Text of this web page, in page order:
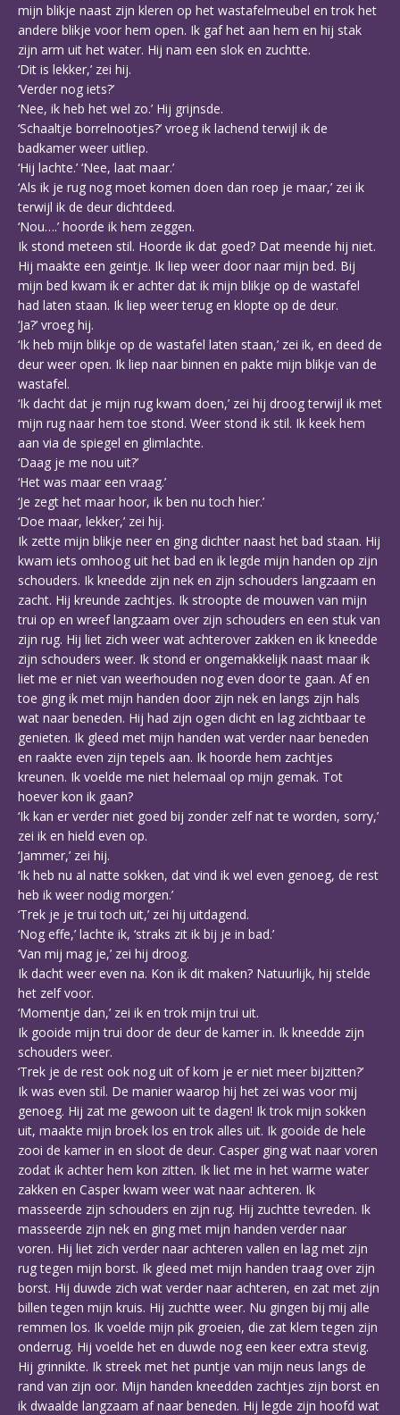
mijn blikje naast zijn kleren op het wastafelmeubel en trok het
andere blikje voor hem open. Ik gaf het aan hem en hij stak
zijn arm uit het water. Hij nam een slok en zuchtte.
‘Dit is lekker,’ zei hij.
‘Verder nog iets?’
‘Nee, ik heb het wel zo.’ Hij grijnsde.
‘Schaaltje borrelnootjes?’ vroeg ik lachend terwijl ik de
badkamer weer uitliep.
‘Hij lachte.’ ‘Nee, laat maar.’
‘Als ik je rug nog moet komen doen dan roep je maar,’ zei ik
terwijl ik de deur dichtdeed.
‘Nou….’ hoorde ik hem zeggen.
Ik stond meteen stil. Hoorde ik dat goed? Dat meende hij niet.
Hij maakte een geintje. Ik liep weer door naar mijn bed. Bij
mijn bed kwam ik er achter dat ik mijn blikje op de wastafel
had laten staan. Ik liep weer terug en klopte op de deur.
‘Ja?’ vroeg hij.
‘Ik heb mijn blikje op de wastafel laten staan,’ zei ik, en deed de
deur weer open. Ik liep naar binnen en pakte mijn blikje van de
wastafel.
‘Ik dacht dat je mijn rug kwam doen,’ zei hij droog terwijl ik met
mijn rug naar hem toe stond. Weer stond ik stil. Ik keek hem
aan via de spiegel en glimlachte.
‘Daag je me nou uit?’
‘Het was maar een vraag.’
‘Je zegt het maar hoor, ik ben nu toch hier.’
‘Doe maar, lekker,’ zei hij.
Ik zette mijn blikje neer en ging dichter naast het bad staan. Hij
kwam iets omhoog uit het bad en ik legde mijn handen op zijn
schouders. Ik kneedde zijn nek en zijn schouders langzaam en
zacht. Hij kreunde zachtjes. Ik stroopte de mouwen van mijn
trui op en wreef langzaam over zijn schouders en een stuk van
zijn rug. Hij liet zich weer wat achterover zakken en ik kneedde
zijn schouders weer. Ik stond er ongemakkelijk naast maar ik
liet me er niet van weerhouden nog even door te gaan. Af en
toe ging ik met mijn handen door zijn nek en langs zijn hals
wat naar beneden. Hij had zijn ogen dicht en lag zichtbaar te
genieten. Ik gleed met mijn handen wat verder naar beneden
en raakte even zijn tepels aan. Ik hoorde hem zachtjes
kreunen. Ik voelde me niet helemaal op mijn gemak. Tot
hoever kon ik gaan?
‘Ik kan er verder niet goed bij zonder zelf nat te worden, sorry,’
zei ik en hield even op.
‘Jammer,’ zei hij.
‘Ik heb nu al natte sokken, dat vind ik wel even genoeg, de rest
heb ik weer nodig morgen.’
‘Trek je je trui toch uit,’ zei hij uitdagend.
‘Nog effe,’ lachte ik, ‘straks zit ik bij je in bad.’
‘Van mij mag je,’ zei hij droog.
Ik dacht weer even na. Kon ik dit maken? Natuurlijk, hij stelde
het zelf voor.
‘Momentje dan,’ zei ik en trok mijn trui uit.
Ik gooide mijn trui door de deur de kamer in. Ik kneedde zijn
schouders weer.
‘Trek je de rest ook nog uit of kom je er niet meer bijzitten?’
Ik was even stil. De manier waarop hij het zei was voor mij
genoeg. Hij zat me gewoon uit te dagen! Ik trok mijn sokken
uit, maakte mijn broek los en trok alles uit. Ik gooide de hele
zooi de kamer in en sloot de deur. Casper ging wat naar voren
zodat ik achter hem kon zitten. Ik liet me in het warme water
zakken en Casper kwam weer wat naar achteren. Ik
masseerde zijn schouders en zijn rug. Hij zuchtte tevreden. Ik
masseerde zijn nek en ging met mijn handen verder naar
voren. Hij liet zich verder naar achteren vallen en lag met zijn
rug tegen mijn borst. Ik gleed met mijn handen traag over zijn
borst. Hij duwde zich wat verder naar achteren, en zat met zijn
billen tegen mijn kruis. Hij zuchtte weer. Nu gingen bij mij alle
remmen los. Ik voelde mijn pik groeien, die zat klem tegen zijn
onderrug. Hij voelde het en duwde nog een keer extra stevig.
Hij grinnikte. Ik streek met het puntje van mijn neus langs de
rand van zijn oor. Mijn handen kneedden zachtjes zijn borst en
ik dwaalde langzaam af naar beneden. Hij legde zijn hoofd wat